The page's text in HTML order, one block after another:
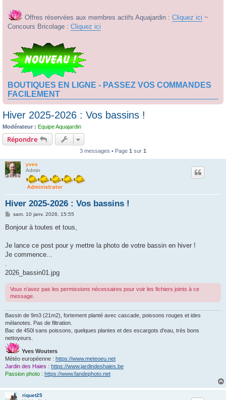
Offres réservées aux membres actifs Aquajardin : Cliquez ici ~
Concours Bricolage : Cliquez ici
BOUTIQUES EN LIGNE - PASSEZ VOS COMMANDES
FACILEMENT
Hiver 2025-2026 : Vos bassins !
Modérateur : Equipe Aquajardin
Répondre
3 messages • Page 1 sur 1
yves
Admin
Hiver 2025-2026 : Vos bassins !
M
s
g
sam. 10 janv. 2026, 15:55
Bonjour à toutes et tous,
Je lance ce post pour y mettre la photo de votre bassin en hiver !
Je commence...
2026_bassin01.jpg
Vous n’avez pas les permissions nécessaires pour voir les fichiers joints à ce
message.
Bassin de 9m3 (21m2), fortement planté avec cascade, poissons rouges et ides
mélanotes. Pas de filtration.
Bac de 450l sans poissons, quelques plantes et des escargots d'eau, très bons
nettoyeurs.
Yves Wouters
Météo européenne : https://www.meteoeu.net
Jardin des Haies : https://www.jardindeshaies.be
Passion photo : https://www.fandephoto.net
riquet25